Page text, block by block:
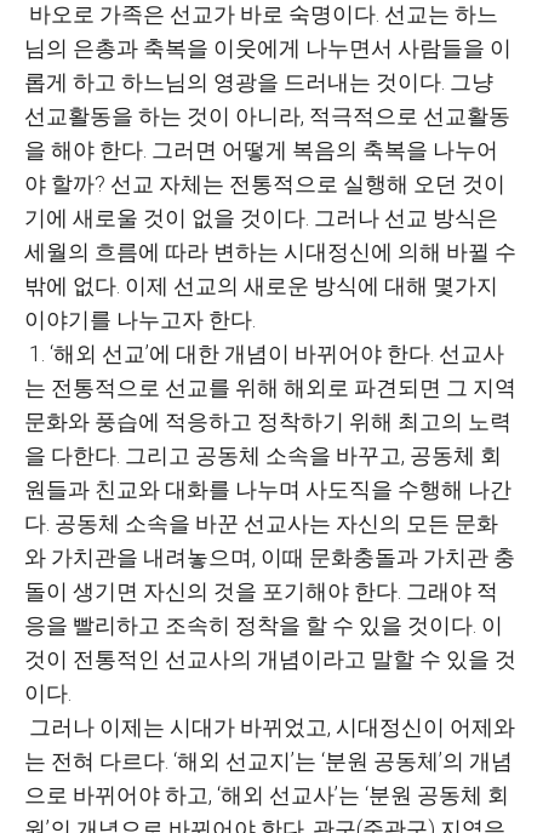
바오로 가족은 선교가 바로 숙명이다. 선교는 하느
님의 은총과 축복을 이웃에게 나누면서 사람들을 이
롭게 하고 하느님의 영광을 드러내는 것이다. 그냥
선교활동을 하는 것이 아니라, 적극적으로 선교활동
을 해야 한다. 그러면 어떻게 복음의 축복을 나누어
야 할까? 선교 자체는 전통적으로 실행해 오던 것이
기에 새로울 것이 없을 것이다. 그러나 선교 방식은
세월의 흐름에 따라 변하는 시대정신에 의해 바뀔 수
밖에 없다. 이제 선교의 새로운 방식에 대해 몇가지
이야기를 나누고자 한다.
1. ‘해외 선교’에 대한 개념이 바뀌어야 한다. 선교사
는 전통적으로 선교를 위해 해외로 파견되면 그 지역
문화와 풍습에 적응하고 정착하기 위해 최고의 노력
을 다한다. 그리고 공동체 소속을 바꾸고, 공동체 회
원들과 친교와 대화를 나누며 사도직을 수행해 나간
다. 공동체 소속을 바꾼 선교사는 자신의 모든 문화
와 가치관을 내려놓으며, 이때 문화충돌과 가치관 충
돌이 생기면 자신의 것을 포기해야 한다. 그래야 적
응을 빨리하고 조속히 정착을 할 수 있을 것이다. 이
것이 전통적인 선교사의 개념이라고 말할 수 있을 것
이다.
그러나 이제는 시대가 바뀌었고, 시대정신이 어제와
는 전혀 다르다. ‘해외 선교지’는 ‘분원 공동체’의 개념
으로 바뀌어야 하고, ‘해외 선교사’는 ‘분원 공동체 회